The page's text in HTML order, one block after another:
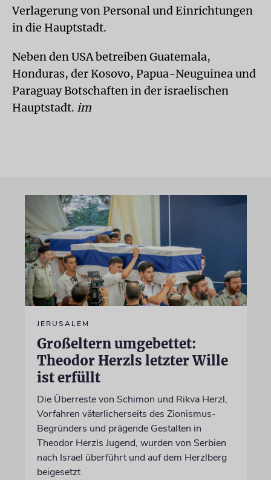
Verlagerung von Personal und Einrichtungen
in die Hauptstadt.
Neben den USA betreiben Guatemala,
Honduras, der Kosovo, Papua-Neuguinea und
Paraguay Botschaften in der israelischen
Hauptstadt. im
JERUSALEM
Großeltern umgebettet:
Theodor Herzls letzter Wille
ist erfüllt
Die Überreste von Schimon und Rikva Herzl,
Vorfahren väterlicherseits des Zionismus-
Begründers und prägende Gestalten in
Theodor Herzls Jugend, wurden von Serbien
nach Israel überführt und auf dem Herzlberg
beigesetzt